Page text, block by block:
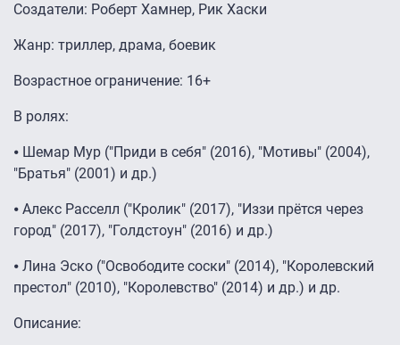
Создатели: Роберт Хамнер, Рик Хаски
Жанр: триллер, драма, боевик
Возрастное ограничение: 16+
В ролях:
⦁ Шемар Мур ("Приди в себя" (2016), "Мотивы" (2004),
"Братья" (2001) и др.)
⦁ Алекс Расселл ("Кролик" (2017), "Иззи прётся через
город" (2017), "Голдстоун" (2016) и др.)
⦁ Лина Эско ("Освободите соски" (2014), "Королевский
престол" (2010), "Королевство" (2014) и др.) и др.
Описание: